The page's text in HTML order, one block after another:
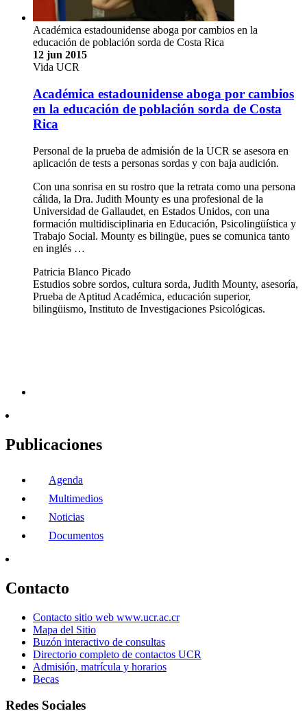
Académica estadounidense aboga por cambios en la
educación de población sorda de Costa Rica
12 jun 2015
Vida UCR
Académica estadounidense aboga por cambios
en la educación de población sorda de Costa
Rica
Personal de la prueba de admisión de la UCR se asesora en
aplicación de tests a personas sordas y con baja audición.
Con una sonrisa en su rostro que la retrata como una persona
cálida, la Dra. Judith Mounty es una profesional de la
Universidad de Gallaudet, en Estados Unidos, con una
formación multidisciplinaria en Educación, Psicolingüística y
Trabajo Social. Mounty es bilingüe, pues se comunica tanto
en inglés …
Patricia Blanco Picado
Estudios sobre sordos, cultura sorda, Judith Mounty, asesoría,
Prueba de Aptitud Académica, educación superior,
bilingüismo, Instituto de Investigaciones Psicológicas.
Publicaciones
Agenda
Multimedios
Noticias
Documentos
Contacto
Contacto sitio web www.ucr.ac.cr
Mapa del Sitio
Buzón interactivo de consultas
Directorio completo de contactos UCR
Admisión, matrícula y horarios
Becas
Redes Sociales